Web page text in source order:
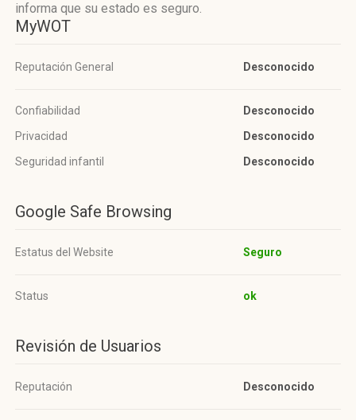
informa que su estado es seguro.
MyWOT
Reputación General Desconocido
Confiabilidad
Desconocido
Privacidad
Desconocido
Seguridad infantil
Desconocido
Google Safe Browsing
Estatus del Website Seguro
Status ok
Revisión de Usuarios
Reputación Desconocido